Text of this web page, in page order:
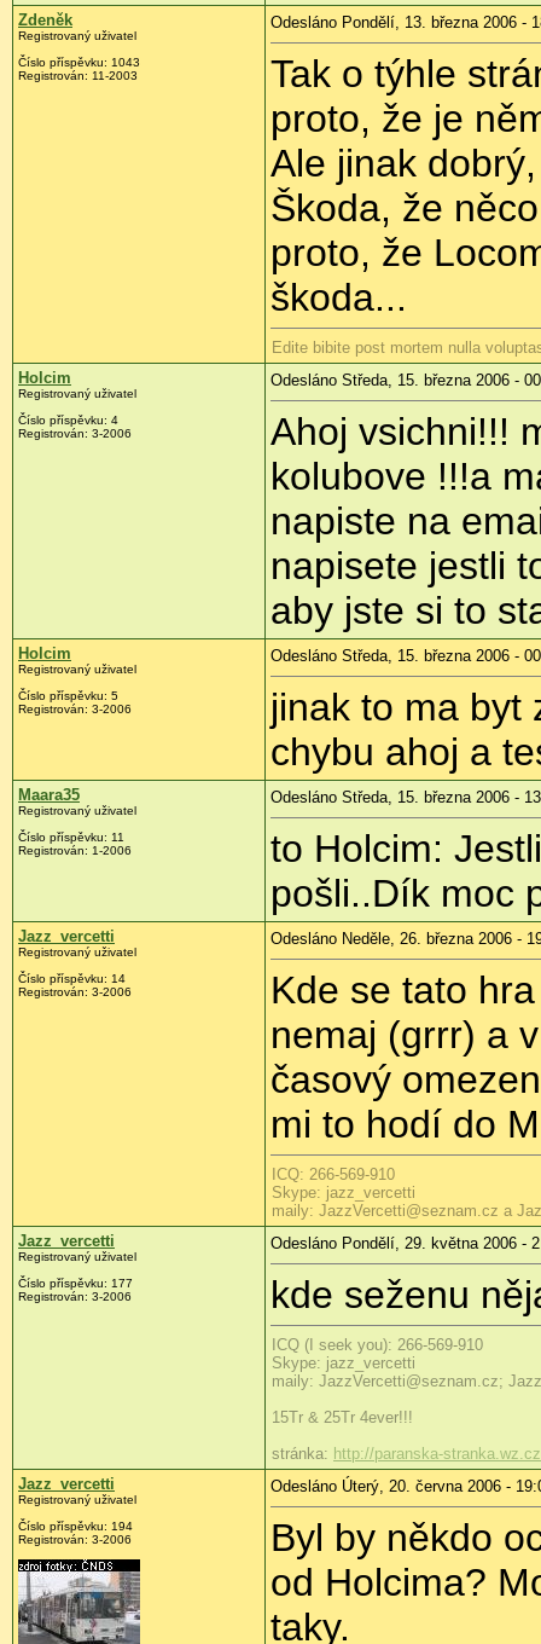
Zdeněk
Registrovaný uživatel
Číslo příspěvku: 1043
Registrován: 11-2003
Odesláno Pondělí, 13. března 2006 -
Tak o týhle
proto, že je
Ale jinak
Škoda, že
proto, že
škoda...
Edite bibite post mortem nulla
Holcim
Registrovaný uživatel
Číslo příspěvku: 4
Registrován: 3-2006
Odesláno Středa, 15. března 2006 -
Ahoj vsichni!!!
kolubove !!!a
napiste na
napisete jestli
aby jste si to
Holcim
Registrovaný uživatel
Číslo příspěvku: 5
Registrován: 3-2006
Odesláno Středa, 15. března 2006 -
jinak to ma byt
chybu ahoj a
Maara35
Registrovaný uživatel
Číslo příspěvku: 11
Registrován: 1-2006
Odesláno Středa, 15. března 2006 -
to Holcim:
pošli..Dík moc
Jazz_vercetti
Registrovaný uživatel
Číslo příspěvku: 14
Registrován: 3-2006
Odesláno Neděle, 26. března 2006 -
Kde se tato
nemaj (grrr) a
časový
mi to hodí do
ICQ: 266-569-910
Skype: jazz_vercetti
maily: JazzVercetti@seznam.cz a
Jazz_vercetti
Registrovaný uživatel
Číslo příspěvku: 177
Registrován: 3-2006
Odesláno Pondělí, 29. května 2006 -
kde seženu
ICQ (I seek you): 266-569-910
Skype: jazz_vercetti
maily: JazzVercetti@seznam.cz;
15Tr & 25Tr 4ever!!!
stránka: http://paranska-stranka.wz.cz
Jazz_vercetti
Registrovaný uživatel
Číslo příspěvku: 194
Registrován: 3-2006
Odesláno Úterý, 20. června 2006 -
Byl by někdo
od Holcima?
taky.